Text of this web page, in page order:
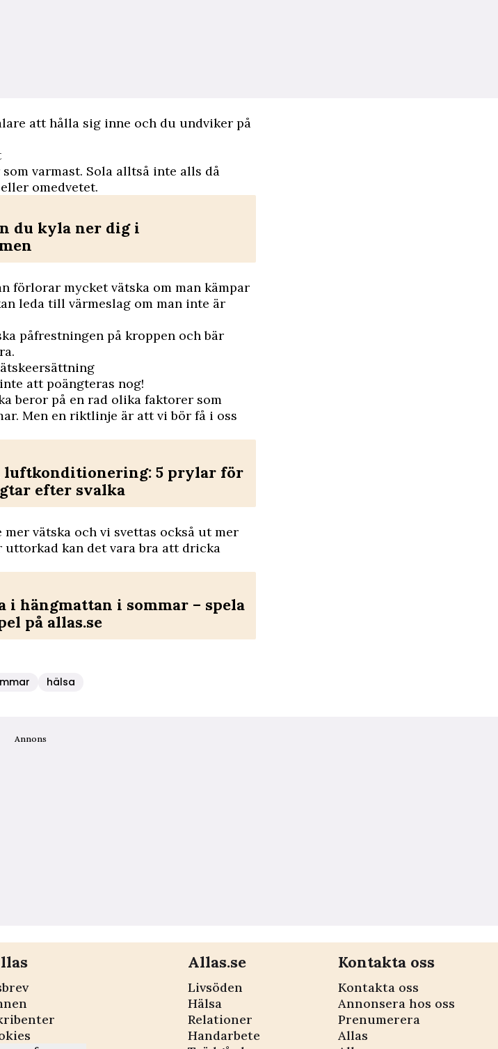
att hålla sig inne och du undviker på
varmast. Sola alltså inte alls då
omedvetet.
du kyla ner dig i
förlorar mycket vätska om man kämpar
leda till värmeslag om man inte är
påfrestningen på kroppen och bär
att poängteras nog!
beror på en rad olika faktorer som
Men en riktlinje är att vi bör få i oss
luftkonditionering: 5 prylar för
efter svalka
vätska och vi svettas också ut mer
kan det vara bra att dricka
i hängmattan i sommar – spela
på allas.se
hälsa
Annons
Allas.se
Livsöden
Hälsa
Relationer
Handarbete
Kontakta oss
Kontakta oss
Annonsera hos oss
Prenumerera
Allas